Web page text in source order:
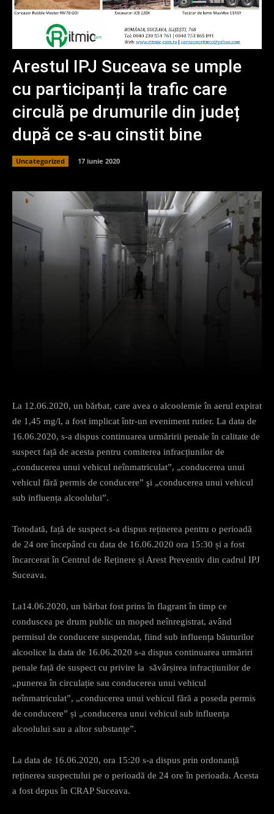
Arestul IPJ Suceava se umple
cu participanți la trafic care
circulă pe drumurile din județ
după ce s-au cinstit bine
Uncategorized 17 iunie 2020
La 12.06.2020, un bărbat, care avea o alcoolemie în aerul expirat
de 1,45 mg/l, a fost implicat într-un eveniment rutier. La data de
16.06.2020, s-a dispus continuarea urmăririi penale în calitate de
suspect față de acesta pentru comiterea infracțiunilor de
„conducerea unui vehicul neînmatriculat”, „conducerea unui
vehicul fără permis de conducere” şi „conducerea unui vehicul
sub influența alcoolului”.
Totodată, față de suspect s-a dispus reținerea pentru o perioadă
de 24 ore începând cu data de 16.06.2020 ora 15:30 și a fost
încarcerat în Centrul de Reținere și Arest Preventiv din cadrul IPJ
Suceava.
La14.06.2020, un bărbat fost prins în flagrant în timp ce
conduscea pe drum public un moped neînregistrat, având
permisul de conducere suspendat, fiind sub influența băuturilor
alcoolice la data de 16.06.2020 s-a dispus continuarea urmăriri
penale față de suspect cu privire la săvârșirea infracțiunilor de
„punerea în circulație sau conducerea unui vehicul
neînmatriculat”, „conducerea unui vehicul fără a poseda permis
de conducere” și „conducerea unui vehicul sub influența
alcoolului sau a altor substanțe”.
La data de 16.06.2020, ora 15:20 s-a dispus prin ordonanță
reținerea suspectului pe o perioadă de 24 ore în perioada. Acesta
a fost depus în CRAP Suceava.